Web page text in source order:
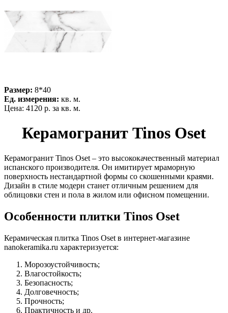
Размер: 8*40
Ед. измерения: кв. м.
Цена: 4120 р. за кв. м.
Керамогранит Tinos Oset
Керамогранит Tinos Oset – это высококачественный материал
испанского производителя. Он имитирует мраморную
поверхность нестандартной формы со скошенными краями.
Дизайн в стиле модерн станет отличным решением для
облицовки стен и пола в жилом или офисном помещении.
Особенности плитки Tinos Oset
Керамическая плитка Tinos Oset в интернет-магазине
nanokeramika.ru характеризуется:
Морозоустойчивость;
Влагостойкость;
Безопасность;
Долговечность;
Прочность;
Практичность и др.